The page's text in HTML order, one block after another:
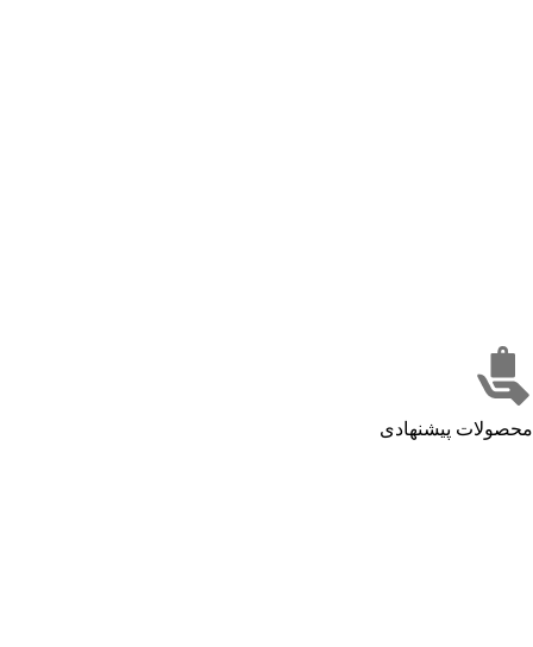
محصولات پیشنهادی